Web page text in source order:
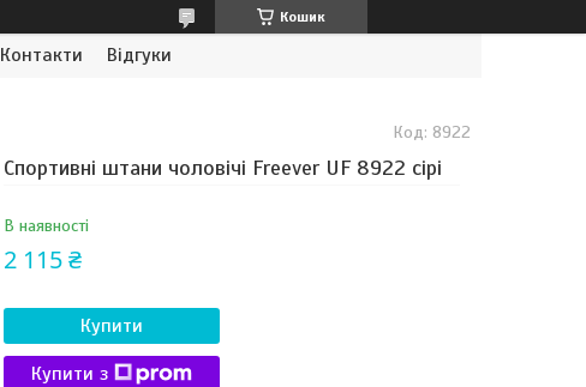
Кошик
Контакти Відгуки
Спортивні штани чоловічі Freever UF 8922 сірі
В наявності
Код: 8922
2 115 ₴
Купити
Купити з